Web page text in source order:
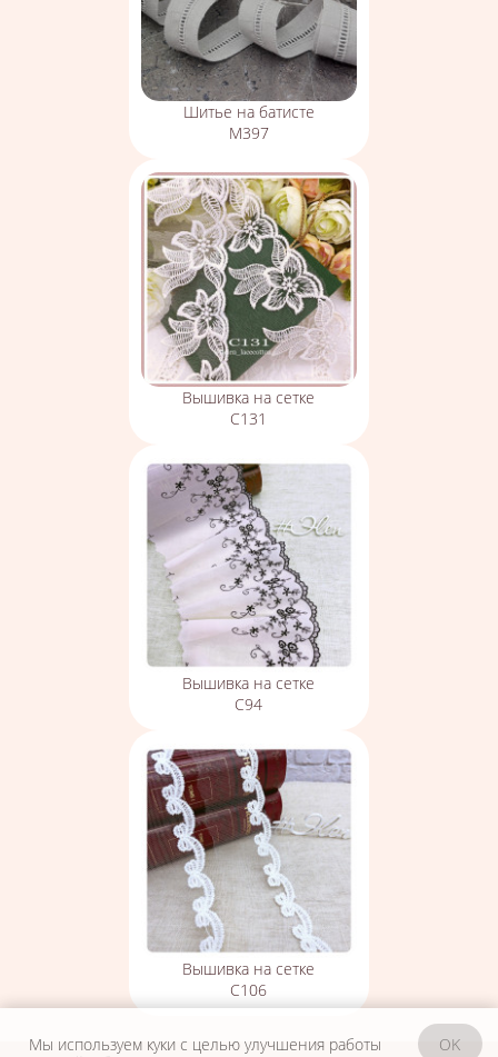
Шитье на батисте
М397
Вышивка на сетке
С131
Вышивка на сетке
С94
Вышивка на сетке
С106
Мы используем куки с целью улучшения работы
OK